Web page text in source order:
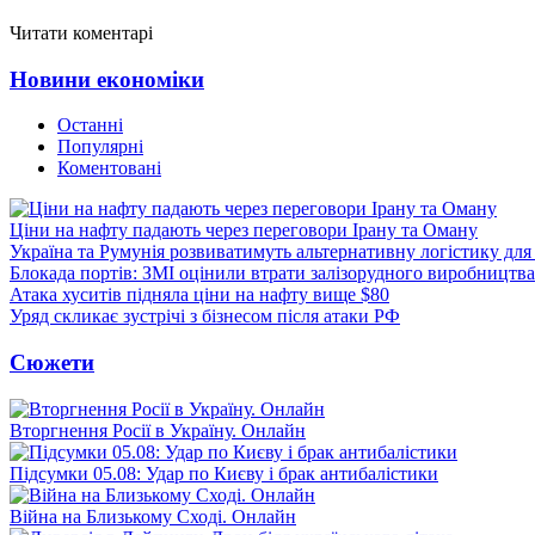
Читати коментарі
Новини економіки
Останні
Популярні
Коментовані
Ціни на нафту падають через переговори Ірану та Оману
Україна та Румунія розвиватимуть альтернативну логістику
Блокада портів: ЗМІ оцінили втрати залізорудного виробництва
Атака хуситів підняла ціни на нафту вище $80
Уряд скликає зустрічі з бізнесом після атаки РФ
Сюжети
Вторгнення Росії в Україну. Онлайн
Підсумки 05.08: Удар по Києву і брак антибалістики
Війна на Близькому Сході. Онлайн